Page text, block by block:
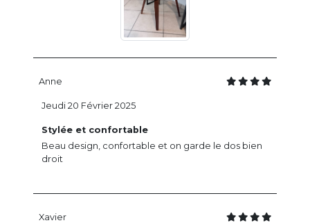
Anne
Stylée et confortable
Beau design, confortable et on garde le dos bien
droit
Jeudi 20 Février 2025
Xavier